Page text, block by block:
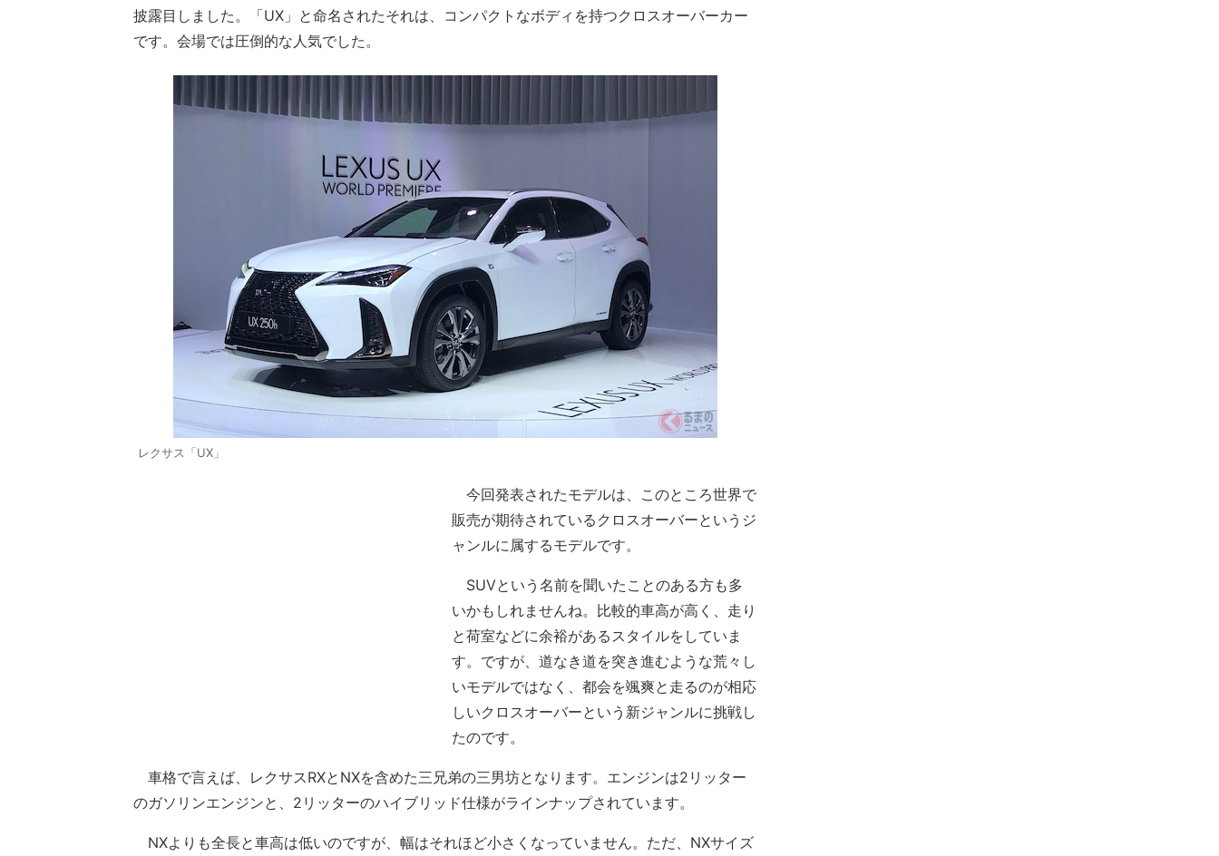
披露目しました。「UX」と命名されたそれは、コンパクトなボディを持つクロスオーバーカー
です。会場では圧倒的な人気でした。
レクサス「UX」
今回発表されたモデルは、このところ世界で
販売が期待されているクロスオーバーというジ
ャンルに属するモデルです。
SUVという名前を聞いたことのある方も多
いかもしれませんね。比較的車高が高く、走り
と荷室などに余裕があるスタイルをしていま
す。ですが、道なき道を突き進むような荒々し
いモデルではなく、都会を颯爽と走るのが相応
しいクロスオーバーという新ジャンルに挑戦し
たのです。
車格で言えば、レクサスRXとNXを含めた三兄弟の三男坊となります。エンジンは2リッター
のガソリンエンジンと、2リッターのハイブリッド仕様がラインナップされています。
NXよりも全長と車高は低いのですが、幅はそれほど小さくなっていません。ただ、NXサイズ